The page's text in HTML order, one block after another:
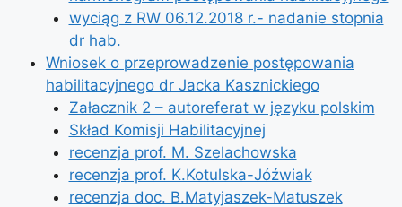
wyciąg z RW 06.12.2018 r.- nadanie stopnia
dr hab.
Wniosek o przeprowadzenie postępowania
habilitacyjnego dr Jacka Kasznickiego
Załacznik 2 – autoreferat w języku polskim
Skład Komisji Habilitacyjnej
recenzja prof. M. Szelachowska
recenzja prof. K.Kotulska-Jóźwiak
recenzja doc. B.Matyjaszek-Matuszek